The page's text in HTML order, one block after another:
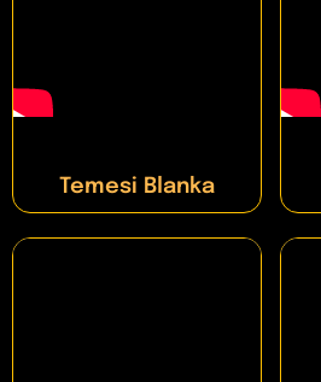
Temesi Blanka